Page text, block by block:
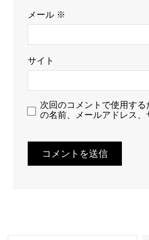
メール ※
サイト
次回のコメントで使用す
の名前、メールアドレス、